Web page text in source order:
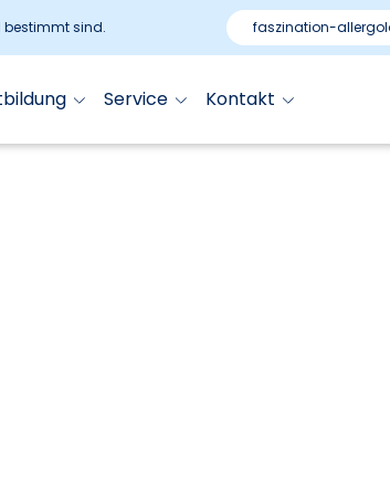
bestimmt sind. faszination-
Service Kontakt